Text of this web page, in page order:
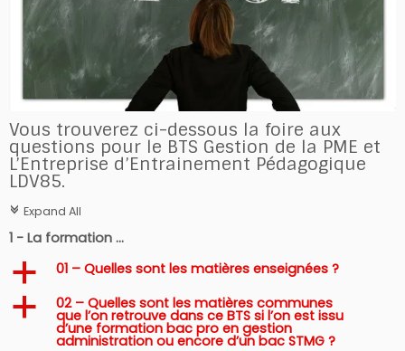
Vous trouverez ci-dessous la foire aux
questions pour le BTS Gestion de la PME et
L’Entreprise d’Entrainement Pédagogique
LDV85.
c Expand All
1 - La formation ...
a 01 – Quelles sont les matières enseignées ?
a 02 – Quelles sont les matières communes
que l’on retrouve dans ce BTS si l’on est issu
d’une formation bac pro en gestion
administration ou encore d’un bac STMG ?